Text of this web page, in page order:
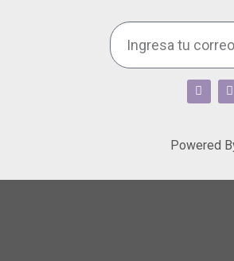
Powered